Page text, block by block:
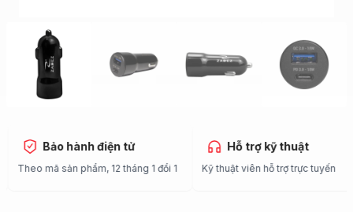
Bảo hành điện tử
Theo mã sản phẩm, 12 tháng 1 đổi 1
Hỗ trợ kỹ thuật
Kỹ thuật viên hỗ trợ trực tuyến